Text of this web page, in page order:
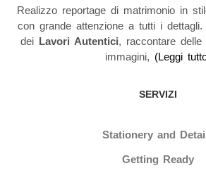
Realizzo reportage di matrimonio in
con grande attenzione a tutti i
dei Lavori Autentici, raccontare
immagini, (Leggi
SERVIZI
Stationery and
Getting Ready